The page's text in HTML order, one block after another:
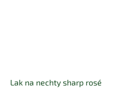
Lak na nechty sharp rosé